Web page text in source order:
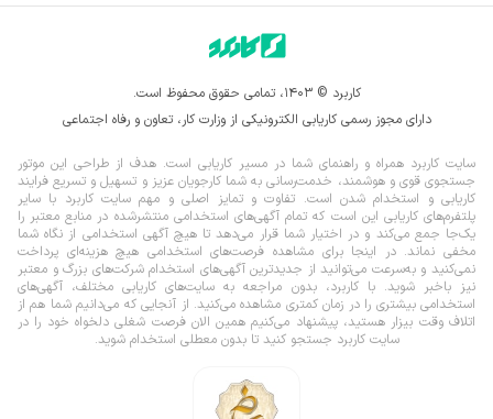
کاربرد © ۱۴۰۳، تمامی حقوق محفوظ است.
دارای مجوز رسمی کاریابی الکترونیکی از وزارت کار، تعاون و رفاه اجتماعی
سایت کاربرد همراه و راهنمای شما در مسیر کاریابی است. هدف از طراحی این موتور
جستجوی قوی و هوشمند، خدمت‌رسانی به شما کارجویان عزیز و تسهیل و تسریع فرایند
کاریابی و استخدام شدن است. تفاوت و تمایز اصلی و مهم سایت کاربرد با سایر
پلتفرم‌های کاریابی این است که تمام آگهی‌های استخدامی منتشرشده در منابع معتبر را
یک‌‌جا جمع می‌کند و در اختیار شما قرار می‌‌‌دهد تا هیچ آگهی استخدامی از نگاه شما
مخفی نماند.در اینجا برای مشاهده فرصت‌های استخدامی هیچ هزینه‌ای پرداخت
نمی‌کنید و به‌سرعت می‌توانید از جدیدترین آگهی‌های استخدام شرکت‌های بزرگ و معتبر
نیز باخبر شوید. با کاربرد، بدون مراجعه به سایت‌های کاریابی مختلف، آگهی‌های
استخدامی بیشتری را در زمان کمتری مشاهده می‌کنید. از آنجایی که می‌دانیم شما هم از
اتلاف وقت بیزار هستید، پیشنهاد می‌کنیم همین الان فرصت شغلی دلخواه خود را در
سایت کاربرد جستجو کنید تا بدون معطلی استخدام شوید.